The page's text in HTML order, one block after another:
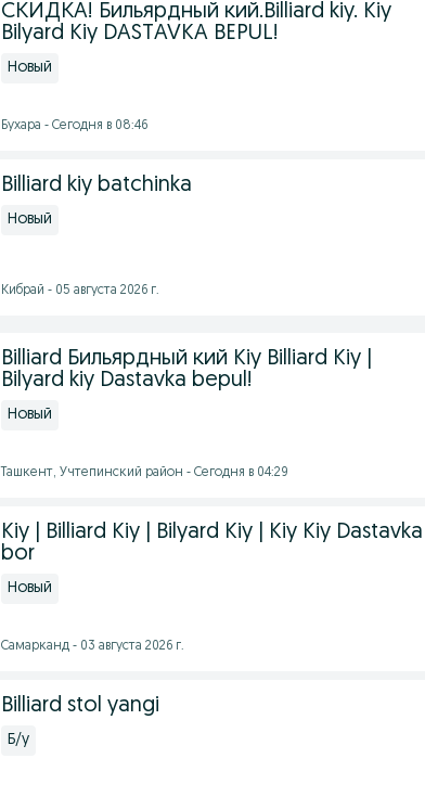
СКИДКА! Бильярдный кий.Billiard kiy. Kiy
Bilyard Kiy DASTAVKA BEPUL!
Новый
Бухара - Сегодня в 08:46
Billiard kiy batchinka
Новый
Кибрай - 05 августа 2026 г.
Billiard Бильярдный кий Kiy Billiard Kiy |
Bilyard kiy Dastavka bepul!
Новый
Ташкент, Учтепинский район - Сегодня в 04:29
Kiy | Billiard Kiy | Bilyard Kiy | Kiy Kiy Dastavka
bor
Новый
Самарканд - 03 августа 2026 г.
Billiard stol yangi
Б/у